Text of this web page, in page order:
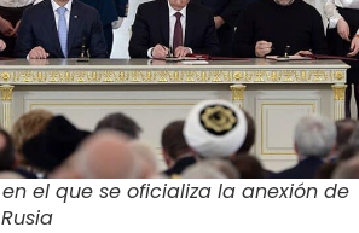
el que se oficializa la anexión de